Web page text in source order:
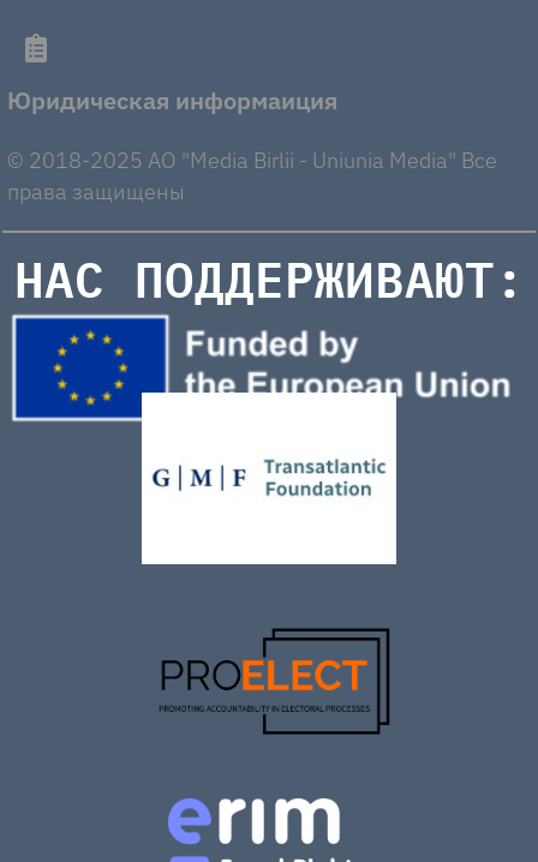
Юридическая информаиция
© 2018-2025 AO "Media Birlii - Uniunia Media" Все
права защищены
НАС ПОДДЕРЖИВАЮТ: